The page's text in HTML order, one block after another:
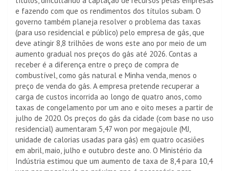
e fazendo com que os rendimentos dos títulos subam. O
governo também planeja resolver o problema das taxas
(para uso residencial e público) pelo empresa de gás, que
deve atingir 8,8 trilhões de wons este ano por meio de um
aumento gradual nos preços do gás até 2026. Contas a
receber é a diferença entre o preço de compra de
combustível, como gás natural e Minha venda, menos o
preço de venda do gás. A empresa pretende recuperar a
carga de custos incorrida ao longo de quatro anos, como
taxas de congelamento por um ano e oito meses a partir de
julho de 2020. Os preços do gás da cidade (com base no uso
residencial) aumentaram 5,47 won por megajoule (MJ,
unidade de calorias usadas para gás) em quatro ocasiões
em abril, maio, julho e outubro deste ano. O Ministério da
Indústria estimou que um aumento de taxa de 8,4 para 10,4